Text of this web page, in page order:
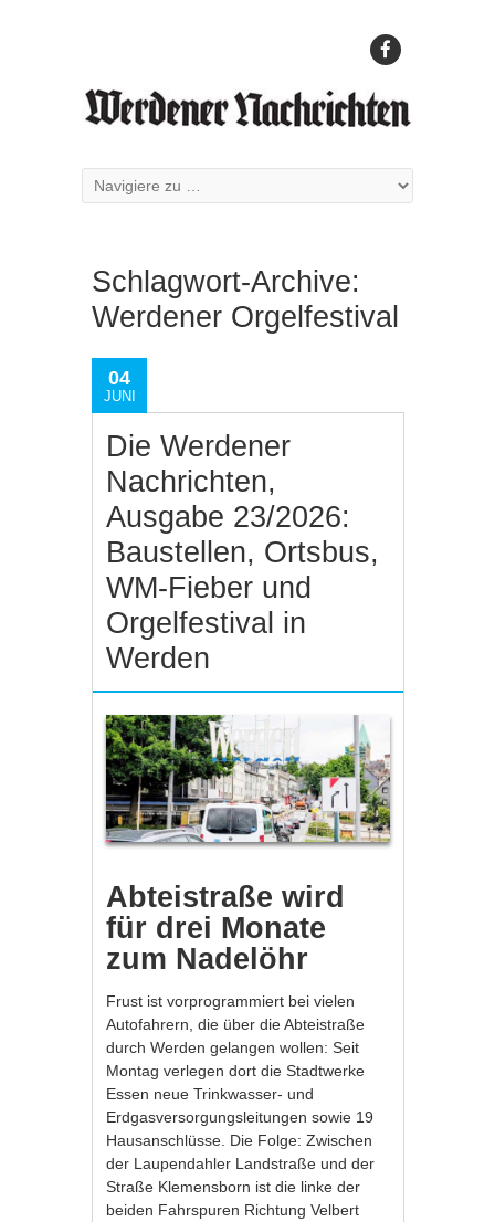
Schlagwort-Archive:
Werdener Orgelfestival
04
JUNI
Die Werdener
Nachrichten,
Ausgabe 23/2026:
Baustellen, Ortsbus,
WM-Fieber und
Orgelfestival in
Werden
Abteistraße wird
für drei Monate
zum Nadelöhr
Frust ist vorprogrammiert bei vielen
Autofahrern, die über die Abteistraße
durch Werden gelangen wollen: Seit
Montag verlegen dort die Stadtwerke
Essen neue Trinkwasser- und
Erdgasversorgungsleitungen sowie 19
Hausanschlüsse. Die Folge: Zwischen
der Laupendahler Landstraße und der
Straße Klemensborn ist die linke der
beiden Fahrspuren Richtung Velbert